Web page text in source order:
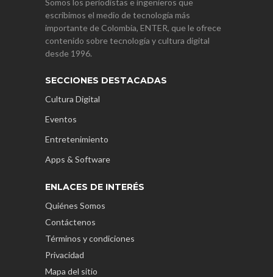
escribimos el medio de tecnología más
importante de Colombia, ENTER, que le ofrece
contenido sobre tecnología y cultura digital
desde 1996.
SECCIONES DESTACADAS
Cultura Digital
Eventos
Entretenimiento
Apps & Software
ENLACES DE INTERÉS
Quiénes Somos
Contáctenos
Términos y condiciones
Privacidad
Mapa del sitio